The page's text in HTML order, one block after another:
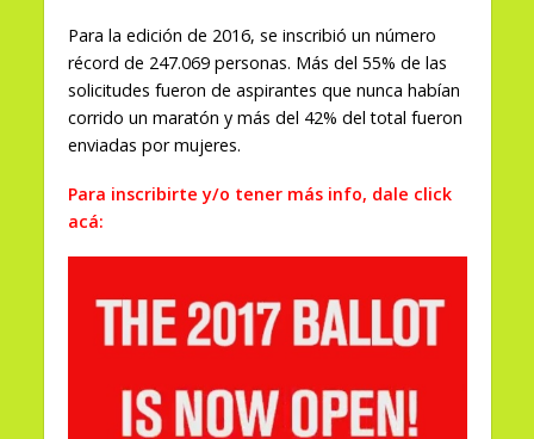
Para la edición de 2016, se inscribió un número
récord de 247.069 personas. Más del 55% de las
solicitudes fueron de aspirantes que nunca habían
corrido un maratón y más del 42% del total fueron
enviadas por mujeres.
Para inscribirte y/o tener más info, dale click
acá: